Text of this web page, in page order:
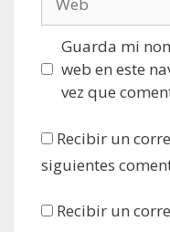
Guarda mi
web en este
vez que
Recibir un
siguientes
Recibir un